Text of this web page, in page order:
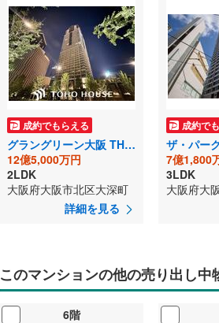
成約でもらえる
グラングリーン大阪 THE NORTH RESIDENCE
12億5,000万円
2LDK
大阪府大阪市北区大深町
詳細を見る
成約で
7億1,800
3LDK
このマンションの他の売り出し中
6階